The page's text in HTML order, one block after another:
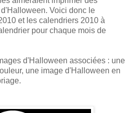
Voici donc le
et les calendriers 2010 à
pour chaque mois de
d'Halloween associées : une
une image d'Halloween en